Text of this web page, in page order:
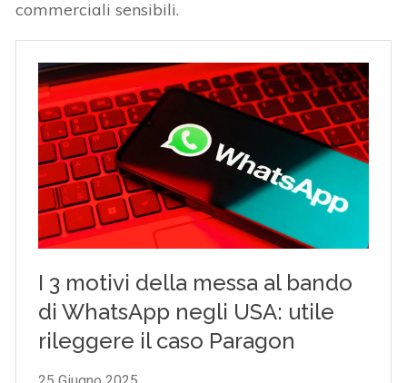
commerciali sensibili.